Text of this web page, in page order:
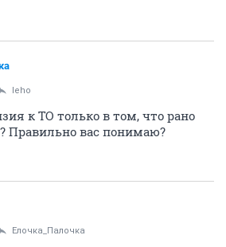
leho
к ТО только в том, что рано
Правильно вас понимаю?
Ёлочка_Палочка